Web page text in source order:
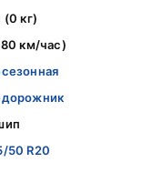
(0 кг)
км/час)
50 R20